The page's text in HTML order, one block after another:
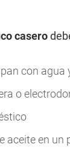
casero
con
o
aceite en un